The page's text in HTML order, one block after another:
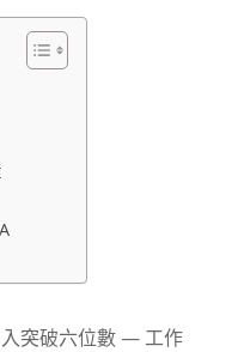
突破六位數 — 工作